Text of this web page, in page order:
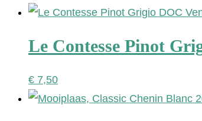
Le Contesse Pinot
€ 7,50